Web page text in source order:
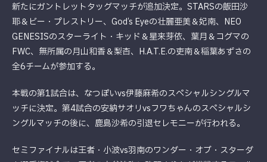
新たにガントレットタッグマッチが追加決定。STARSの飯田沙
耶＆ビー・プレストリー、God’s Eyeの壮麗亜美＆妃南、NEO
GENESISのスターライト・キッド＆星来芽依、葉月＆コグマの
FWC、無所属の月山和香＆梨杏、H.A.T.E.の吏南＆稲葉あずさの
全6チームが参加する。
本戦の第1試合は、なつぽいvs伊藤麻希のスペシャルシングルマ
ッチに決定。第4試合の安納サオリvsフワちゃんのスペシャルシ
ングルマッチの後に、鹿島沙希の引退セレモニーが行われる。
セミファイナルは王者・小波vs羽南のワンダー・オブ・スターダ